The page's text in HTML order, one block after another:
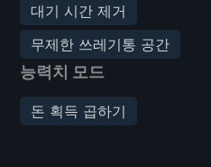
대기 시간 제거
무제한 쓰레기통 공간
능력치 모드
돈 획득 곱하기